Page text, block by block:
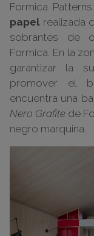
Formica
papelrealizada
sobrantes de
Formica. En la
garantizar la
promover el
encuentra una
Nero Grafite de
negro marquina.